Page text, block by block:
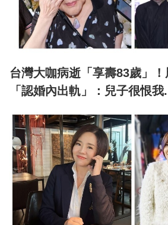
台灣大咖病逝「享壽83歲」
「認婚內出軌」：兒子很恨我